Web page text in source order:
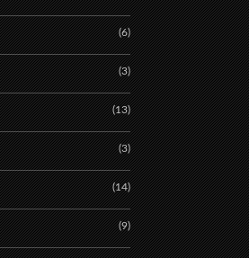
(6)
(3)
(13)
(3)
(14)
(9)